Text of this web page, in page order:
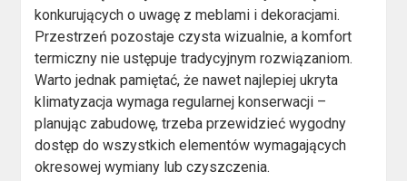
konkurujących o uwagę z meblami i dekoracjami.
Przestrzeń pozostaje czysta wizualnie, a komfort
termiczny nie ustępuje tradycyjnym rozwiązaniom.
Warto jednak pamiętać, że nawet najlepiej ukryta
klimatyzacja wymaga regularnej konserwacji –
planując zabudowę, trzeba przewidzieć wygodny
dostęp do wszystkich elementów wymagających
okresowej wymiany lub czyszczenia.